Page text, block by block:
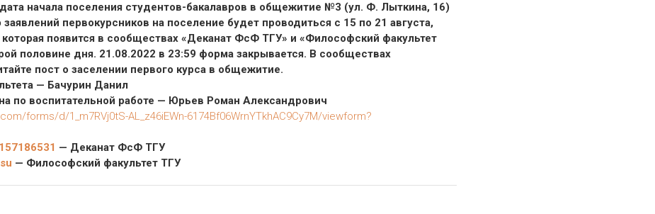
начала поселения студентов-бакалавров в общежитие №3 (ул. Ф. Лыткина, 16)
первокурсников на поселение будет проводиться с 15 по 21 августа,
появится в сообществах «Деканат ФсФ ТГУ» и «Философский факультет
половине дня. 21.08.2022 в 23:59 форма закрывается. В сообществах
пост о заселении первого курса в общежитие.
— Бачурин Данил
по воспитательной работе — Юрьев Роман Александрович
forms/d/1_m7RVj0tS-AL_z46iEWn-6174Bf06WrnYTkhAC9Cy7M/viewform?
— Деканат ФсФ ТГУ
— Философский факультет ТГУ